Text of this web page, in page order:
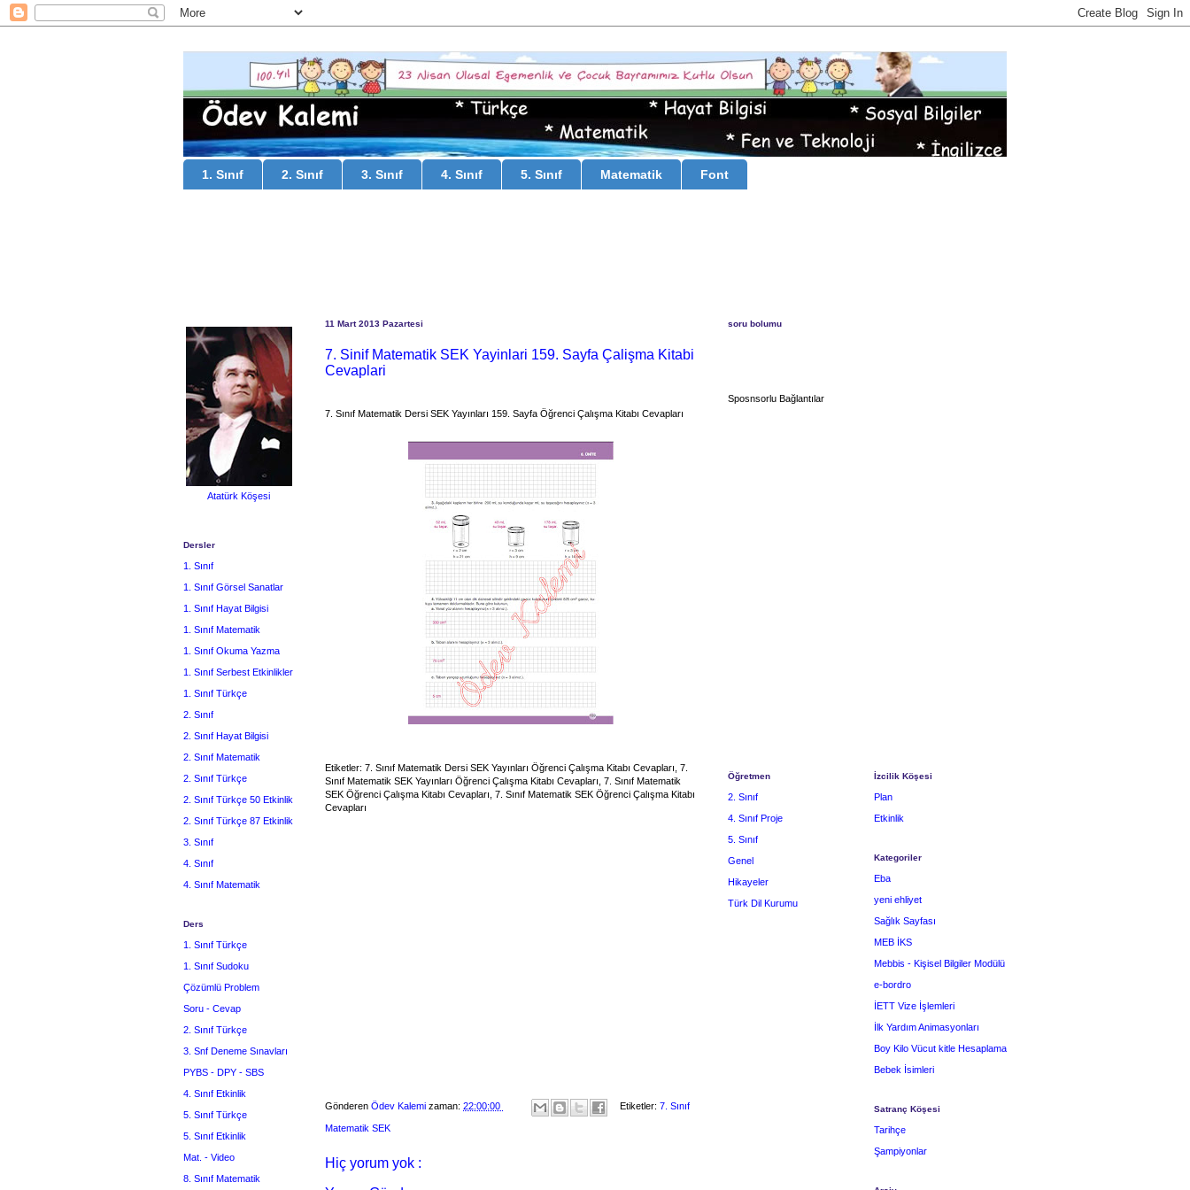
1. Sınıf 2. Sınıf 3. Sınıf 4. Sınıf 5. Sınıf Matematik Font
11 Mart 2013 Pazartesi
7. Sinif Matematik SEK Yayinlari 159. Sayfa Çalişma Kitabi
Cevaplari
7. Sınıf Matematik Dersi SEK Yayınları 159. Sayfa Öğrenci Çalışma Kitabı Cevapları
Etiketler: 7. Sınıf Matematik Dersi SEK Yayınları Öğrenci Çalışma Kitabı Cevapları, 7.
Sınıf Matematik SEK Yayınları Öğrenci Çalışma Kitabı Cevapları, 7. Sınıf Matematik
SEK Öğrenci Çalışma Kitabı Cevapları, 7. Sınıf Matematik SEK Öğrenci Çalışma Kitabı
Cevapları
Gönderen Ödev Kalemi zaman: 22:00:00 Etiketler: 7. Sınıf
Matematik SEK
Hiç yorum yok :
Atatürk Köşesi
Dersler
1. Sınıf
1. Sınıf Görsel Sanatlar
1. Sınıf Hayat Bilgisi
1. Sınıf Matematik
1. Sınıf Okuma Yazma
1. Sınıf Serbest Etkinlikler
1. Sınıf Türkçe
2. Sınıf
2. Sınıf Hayat Bilgisi
2. Sınıf Matematik
2. Sınıf Türkçe
2. Sınıf Türkçe 50 Etkinlik
2. Sınıf Türkçe 87 Etkinlik
3. Sınıf
4. Sınıf
4. Sınıf Matematik
Ders
1. Sınıf Türkçe
1. Sınıf Sudoku
Çözümlü Problem
Soru - Cevap
2. Sınıf Türkçe
3. Snf Deneme Sınavları
PYBS - DPY - SBS
4. Sınıf Etkinlik
5. Sınıf Türkçe
5. Sınıf Etkinlik
Mat. - Video
8. Sınıf Matematik
soru bolumu
Sposnsorlu Bağlantılar
Öğretmen
2. Sınıf
4. Sınıf Proje
5. Sınıf
Genel
Hikayeler
Türk Dil Kurumu
İzcilik Köşesi
Plan
Etkinlik
Kategoriler
Eba
yeni ehliyet
Sağlık Sayfası
MEB İKS
Mebbis - Kişisel Bilgiler Modülü
e-bordro
İETT Vize İşlemleri
İlk Yardım Animasyonları
Boy Kilo Vücut kitle Hesaplama
Bebek İsimleri
Satranç Köşesi
Tarihçe
Şampiyonlar